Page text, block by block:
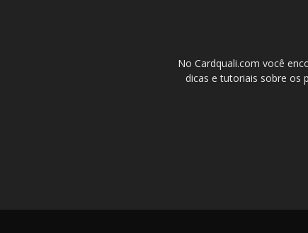
No Cardquali.com você
dicas e tutoriais sobre os